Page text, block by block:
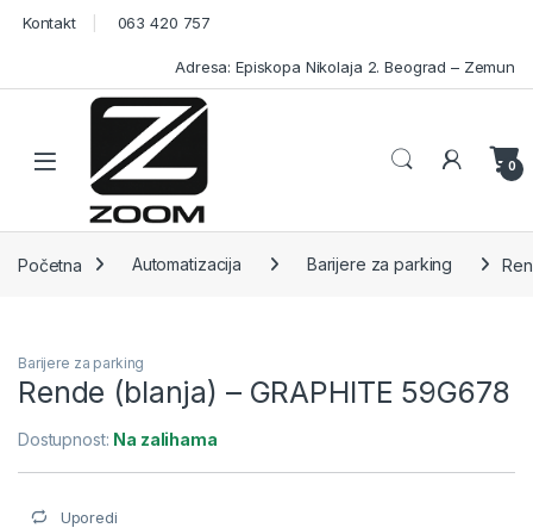
Skip to navigation
Skip to content
Kontakt 063 420 757
Adresa: Episkopa Nikolaja 2. Beograd – Zemun
Open 0
Početna Automatizacija Barijere za parking
Barijere za parking
Rende (blanja) – GRAPHITE 59G678
Dostupnost: Na zalihama
Uporedi